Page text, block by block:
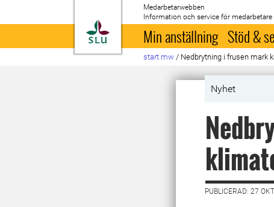
Till startsida
Medarbetarwebben
Information och service för medarbetare
Min anställning Stöd &
start mw / Nedbrytning i frusen mark
Nyhet
PUBLICERAD: 27